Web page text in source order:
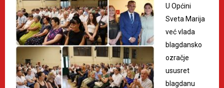
U Općini
Sveta Marija
već vlada
blagdansko
ozračje
ususret
blagdanu